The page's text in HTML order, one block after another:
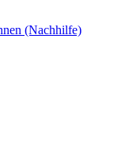
(Nachhilfe)